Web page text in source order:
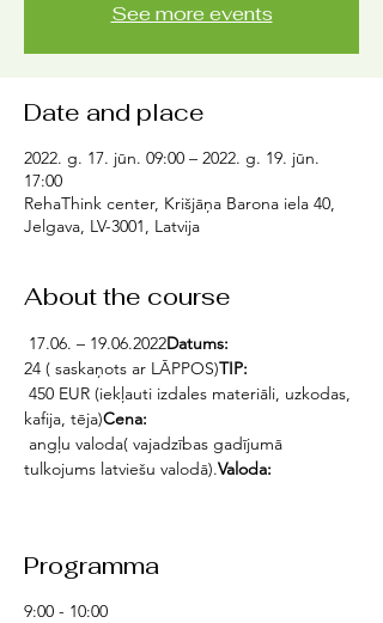
See more events
Date and place
2022. g. 17. jūn. 09:00 – 2022. g. 19. jūn.
17:00
RehaThink center, Krišjāņa Barona iela 40,
Jelgava, LV-3001, Latvija
About the course
17.06. – 19.06.2022Datums:
24 ( saskaņots ar LĀPPOS)TIP:
kafija, tēja)Cena:
tulkojums latviešu valodā).Valoda:
Programma
9:00 - 10:00